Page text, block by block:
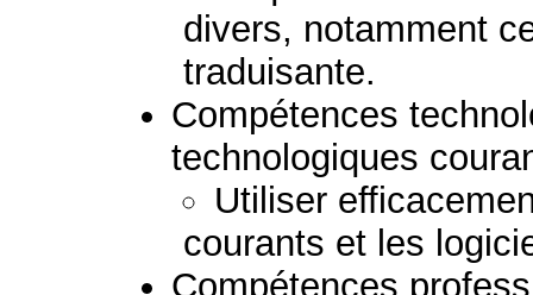
divers, notamment
traduisante.
Compétences
technologiques
Utiliser
courants et les
Compétences